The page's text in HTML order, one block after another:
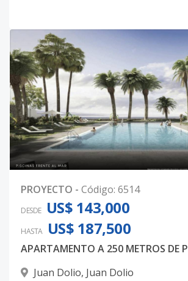
PROYECTO - Código: 6514
DESDE US$ 143,000
HASTA US$ 187,500
Juan Dolio, Juan Dolio